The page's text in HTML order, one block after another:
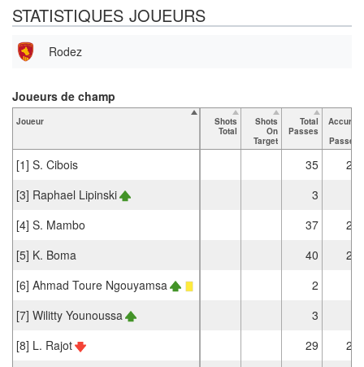
STATISTIQUES JOUEURS
Rodez
Joueur
Shots
Total
Shots
On
Target
Total
Passes
Accurat
Passes
[1] S. Cibois 35
24
[3] Raphael Lipinski
3
[4] S. Mambo
37
27
[5] K. Boma
40
29
[6] Ahmad Toure Ngouyamsa
2
[7] Wilitty Younoussa
3
[8] L. Rajot
29
24
Joueurs de champ